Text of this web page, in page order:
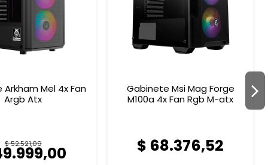
Mel 4x Fan
Argb Atx
$ 52.521,09
Gabinete Msi Mag Forge
M100a 4x Fan Rgb M-atx
$ 68.376,52